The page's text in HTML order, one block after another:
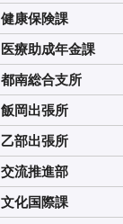
健康保険課
医療助成年金課
都南総合支所
飯岡出張所
乙部出張所
交流推進部
文化国際課